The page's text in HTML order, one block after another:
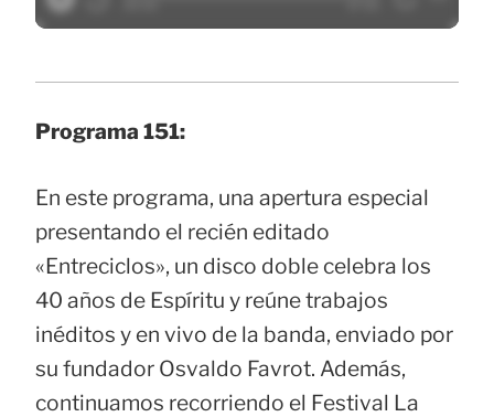
Programa 151:
En este programa, una apertura especial
presentando el recién editado
«Entreciclos», un disco doble celebra los
40 años de Espíritu y reúne trabajos
inéditos y en vivo de la banda, enviado por
su fundador Osvaldo Favrot. Además,
continuamos recorriendo el Festival La